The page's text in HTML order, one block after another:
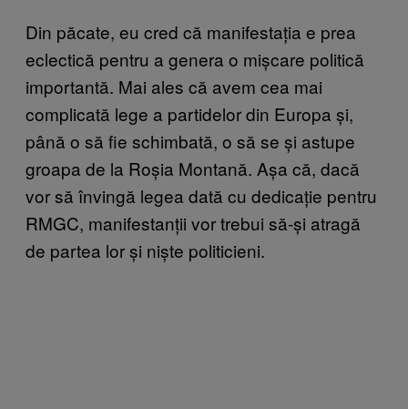
Din păcate, eu cred că manifestația e prea
eclectică pentru a genera o mișcare politică
importantă. Mai ales că avem cea mai
complicată lege a partidelor din Europa și,
până o să fie schimbată, o să se și astupe
groapa de la Roșia Montană. Așa că, dacă
vor să învingă legea dată cu dedicație pentru
RMGC, manifestanții vor trebui să-și atragă
de partea lor și niște politicieni.